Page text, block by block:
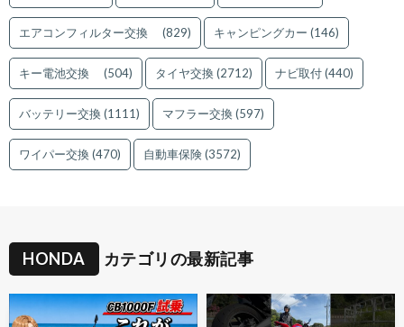
エアコンフィルター交換 (829) キャンピングカー (146)
キー電池交換 (504) タイヤ交換(2712) ナビ取付(440)
バッテリー交換(1111) マフラー交換(597)
ワイパー交換(470) 自動車保険(3572)
HONDA カテゴリの最新記事